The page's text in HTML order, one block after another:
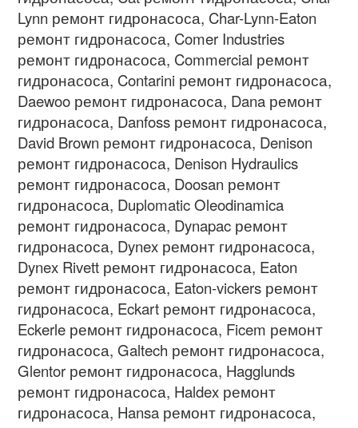
Lynn ремонт гидронасоса, Char-Lynn-Eaton
ремонт гидронасоса, Comer Industries
ремонт гидронасоса, Commercial ремонт
гидронасоса, Contarini ремонт гидронасоса,
Daewoo ремонт гидронасоса, Dana ремонт
гидронасоса, Danfoss ремонт гидронасоса,
David Brown ремонт гидронасоса, Denison
ремонт гидронасоса, Denison Hydraulics
ремонт гидронасоса, Doosan ремонт
гидронасоса, Duplomatic Oleodinamica
ремонт гидронасоса, Dynapac ремонт
гидронасоса, Dynex ремонт гидронасоса,
Dynex Rivett ремонт гидронасоса, Eaton
ремонт гидронасоса, Eaton-vickers ремонт
гидронасоса, Eckart ремонт гидронасоса,
Eckerle ремонт гидронасоса, Ficem ремонт
гидронасоса, Galtech ремонт гидронасоса,
Glentor ремонт гидронасоса, Hagglunds
ремонт гидронасоса, Haldex ремонт
гидронасоса, Hansa ремонт гидронасоса,